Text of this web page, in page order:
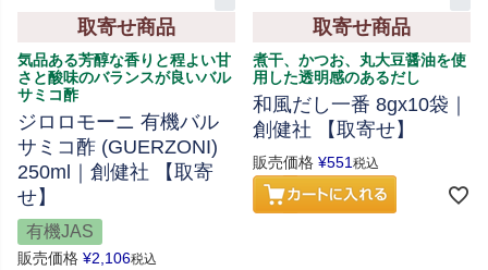
取寄せ商品
気品ある芳醇な香りと程よい甘
さと酸味のバランスが良いバル
サミコ酢
ジロロモーニ 有機バル
サミコ酢 (GUERZONI)
250ml｜創健社 【取寄
せ】
有機JAS
販売価格 ¥2,106税込
取寄せ商品
煮干、かつお、丸大豆醤油を使
用した透明感のあるだし
和風だし一番 8gx10袋｜
創健社 【取寄せ】
販売価格 ¥551税込